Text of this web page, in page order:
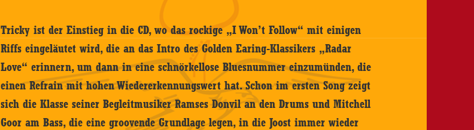
Tricky ist der Einstieg in die CD, wo das rockige „I Won’t Follow“ mit einigen
Riffs eingeläutet wird, die an das Intro des Golden Earing-Klassikers „Radar
Love“ erinnern, um dann in eine schnörkellose Bluesnummer einzumünden, die
einen Refrain mit hohen Wiedererkennungswert hat. Schon im ersten Song zeigt
sich die Klasse seiner Begleitmusiker Ramses Donvil an den Drums und Mitchell
Goor am Bass, die eine groovende Grundlage legen, in die Joost immer wieder